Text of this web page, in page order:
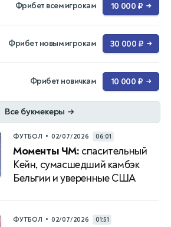
Фрибет всем игрокам 10 000 ₽ →
Фрибет новым игрокам 30 000 ₽ →
Фрибет новичкам 10 000 ₽ →
Все букмекеры →
ФУТБОЛ • 02/07/2026 06:01
Моменты ЧМ: спасительный
Кейн, сумасшедший камбэк
Бельгии и уверенные США
ФУТБОЛ • 02/07/2026 01:51